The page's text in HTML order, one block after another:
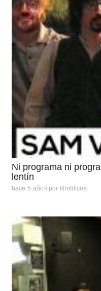
Ni programa ni
lentín
hace 5 años por filmfilicos